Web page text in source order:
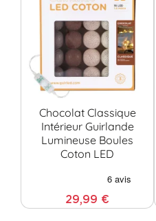
Chocolat Classique
Intérieur Guirlande
Lumineuse Boules
Coton LED
29,99 €